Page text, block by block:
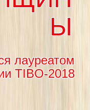
Ы
лауреатом
TIBO-2018